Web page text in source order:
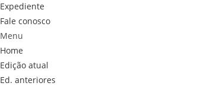
Expediente
Fale conosco
Menu
Home
Edição atual
Ed. anteriores